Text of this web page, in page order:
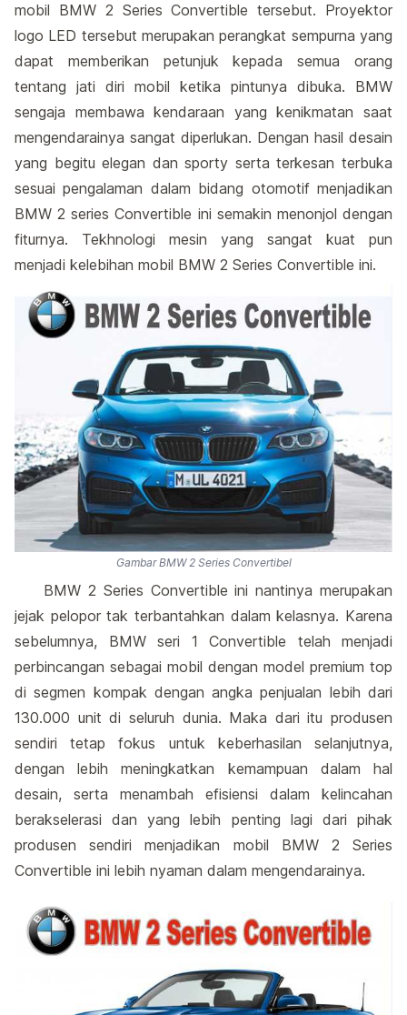
mobil BMW 2 Series Convertible tersebut. Proyektor
logo LED tersebut merupakan perangkat sempurna yang
dapat memberikan petunjuk kepada semua orang
tentang jati diri mobil ketika pintunya dibuka. BMW
sengaja membawa kendaraan yang kenikmatan saat
mengendarainya sangat diperlukan. Dengan hasil desain
yang begitu elegan dan sporty serta terkesan terbuka
sesuai pengalaman dalam bidang otomotif menjadikan
BMW 2 series Convertible ini semakin menonjol dengan
fiturnya. Tekhnologi mesin yang sangat kuat pun
menjadi kelebihan mobil BMW 2 Series Convertible ini.
Gambar BMW 2 Series Convertibel
BMW 2 Series Convertible ini nantinya merupakan
jejak pelopor tak terbantahkan dalam kelasnya. Karena
sebelumnya, BMW seri 1 Convertible telah menjadi
perbincangan sebagai mobil dengan model premium top
di segmen kompak dengan angka penjualan lebih dari
130.000 unit di seluruh dunia. Maka dari itu produsen
sendiri tetap fokus untuk keberhasilan selanjutnya,
dengan lebih meningkatkan kemampuan dalam hal
desain, serta menambah efisiensi dalam kelincahan
berakselerasi dan yang lebih penting lagi dari pihak
produsen sendiri menjadikan mobil BMW 2 Series
Convertible ini lebih nyaman dalam mengendarainya.